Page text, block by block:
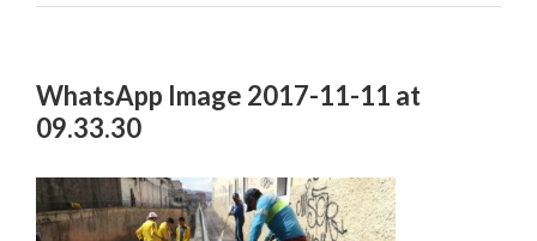
WhatsApp Image 2017-11-11 at
09.33.30